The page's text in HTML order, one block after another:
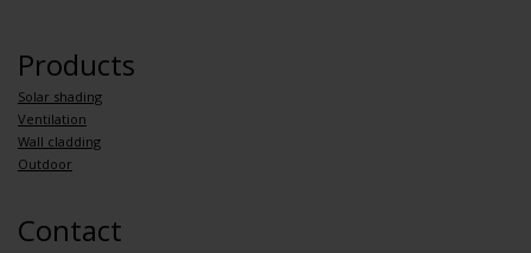
Products
Solar shading
Ventilation
Wall cladding
Outdoor
Contact